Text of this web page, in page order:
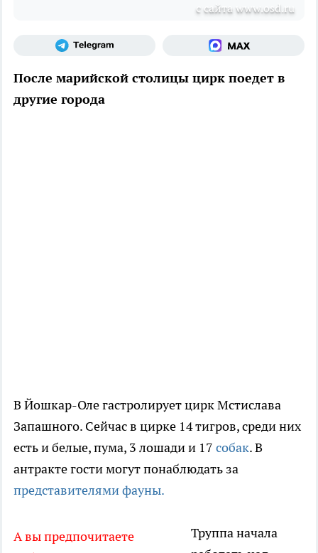
с сайта www.osd.ru
После марийской столицы цирк поедет в
другие города
В Йошкар-Оле гастролирует цирк Мстислава
Запашного. Сейчас в цирке 14 тигров, среди них
есть и белые, пума, 3 лошади и 17 собак. В
антракте гости могут понаблюдать за
представителями фауны.
А вы предпочитаете
Труппа начала